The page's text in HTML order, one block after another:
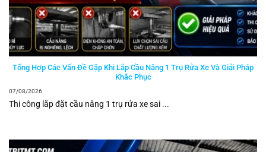
Tổng Hợp Các Vấn Đề Gặp Khi Lắp Cầu Nâng 1 Trụ Rửa Xe Và Giải Pháp
Khắc Phục
07/08/2026
Thi công lắp đặt cầu nâng 1 trụ rửa xe sai ...